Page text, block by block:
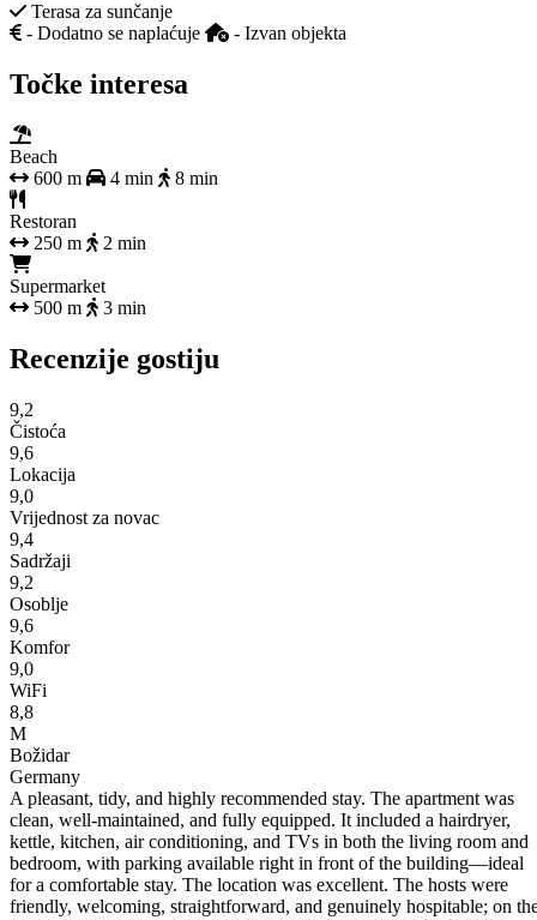
Terasa za sunčanje
- Dodatno se naplaćuje
- Izvan objekta
Točke interesa
Beach
600 m
4 min 8 min
Restoran
250 m
2 min
Supermarket
500 m
3 min
Recenzije gostiju
9,2
Čistoća
9,6
Lokacija
9,0
Vrijednost za novac
9,4
Sadržaji
9,2
Osoblje
9,6
Komfor
9,0
WiFi
8,8
M
Božidar
Germany
A pleasant, tidy, and highly recommended stay. The apartment was
clean, well-maintained, and fully equipped. It included a hairdryer,
kettle, kitchen, air conditioning, and TVs in both the living room and
bedroom, with parking available right in front of the building—ideal
for a comfortable stay. The location was excellent. The hosts were
friendly, welcoming, straightforward, and genuinely hospitable; on